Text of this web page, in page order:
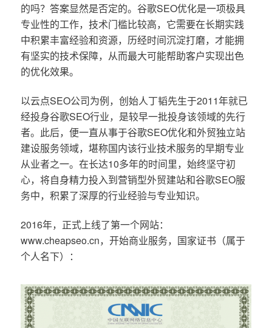
的吗？答案显然是否定的。谷歌SEO优化是一项极具
专业性的工作，技术门槛比较高，它需要在长期实践
中积累丰富经验和资源，历经时间沉淀打磨，才能拥
有坚实的技术保障，从而最大可能帮助客户实现出色
的优化效果。
以云点SEO公司为例，创始人丁韬先生于2011年就已
经投身谷歌SEO行业，是较早一批投身该领域的先行
者。此后，便一直从事于谷歌SEO优化和外贸独立站
建设服务领域，堪称国内该行业技术服务的早期专业
从业者之一。在长达10多年的时间里，始终坚守初
心，将自身精力投入到营销型外贸建站和谷歌SEO服
务中，积累了深厚的行业经验与专业知识。
2016年，正式上线了第一个网站：
www.cheapseo.cn，开始商业服务，国家证书（属于
个人名下）：